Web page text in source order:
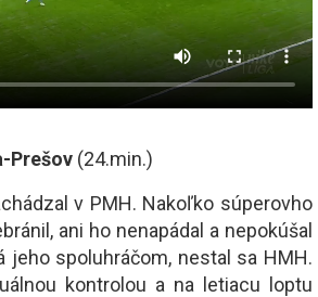
Prešov (24.min.)
v PMH. Nakoľko súperovho
ani ho nenapádal a nepokúšal
jeho spoluhráčom, nestal sa HMH.
kontrolou a na letiacu loptu